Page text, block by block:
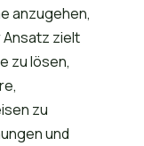
anzugehen,
Ansatz zielt
zu lösen,
zu
und